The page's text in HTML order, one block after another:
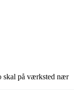
skal på værksted nær